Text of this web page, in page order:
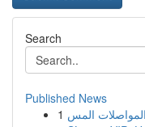
Search
Published News
1